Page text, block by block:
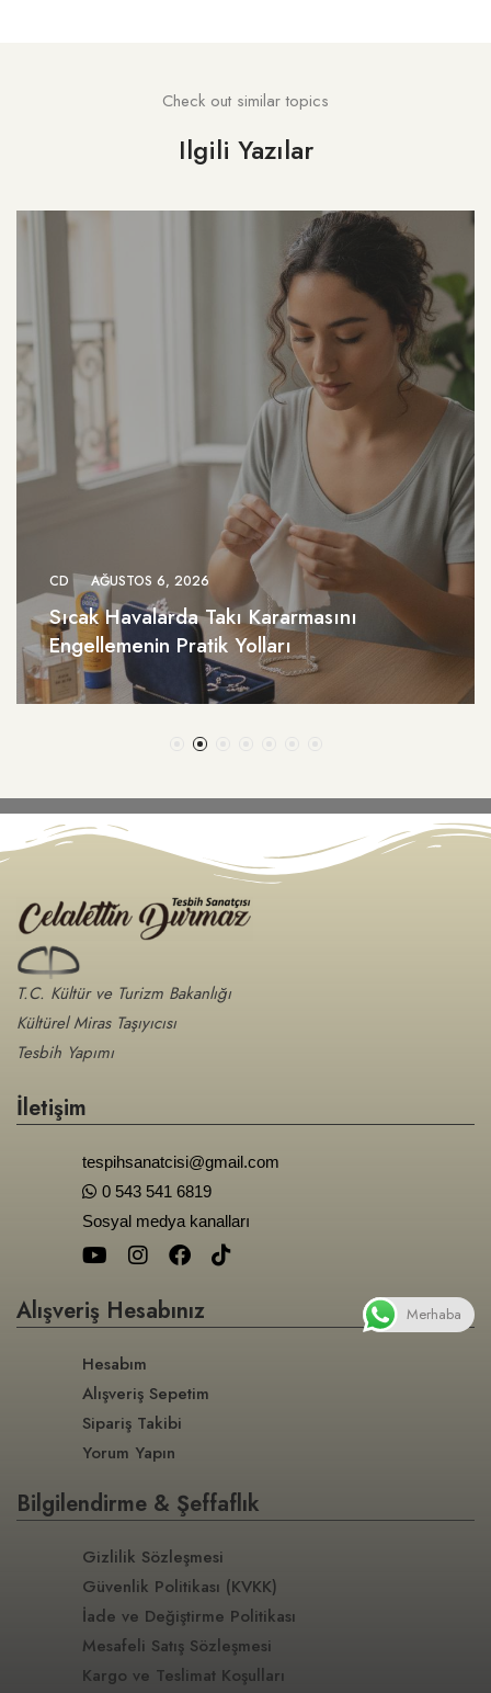
Check out similar topics
Ilgili Yazılar
CD AĞUSTOS 6, 2026
Sıcak Havalarda Takı Kararmasını
Engellemenin Pratik Yolları
T.C. Kültür ve Turizm Bakanlığı
Kültürel Miras Taşıyıcısı
Tesbih Yapımı
İletişim
tespihsanatcisi@gmail.com
0 543 541 6819
Sosyal medya kanalları
Alışveriş Hesabınız
Hesabım
Alışveriş Sepetim
Sipariş Takibi
Yorum Yapın
Bilgilendirme & Şeffaflık
Gizlilik Sözleşmesi
Güvenlik Politikası (KVKK)
İade ve Değiştirme Politikası
Mesafeli Satış Sözleşmesi
Kargo ve Teslimat Koşulları
Merhaba